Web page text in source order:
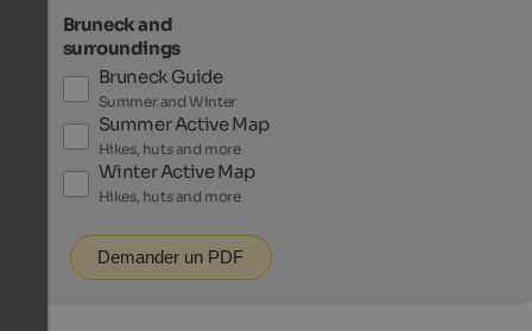
Bruneck and
surroundings
Bruneck Guide
Summer and Winter
Summer Active Map
Hikes, huts and more
Winter Active Map
Hikes, huts and more
Demander un PDF